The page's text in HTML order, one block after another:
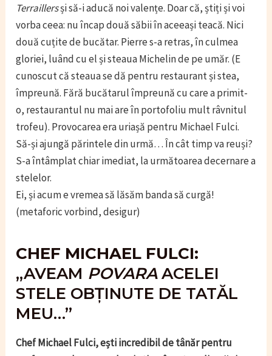
Terraillersși să-i aducă noi valențe. Doar că, știți și voi
vorba ceea: nu încap două săbii în aceeași teacă. Nici
două cuțite de bucătar. Pierre s-a retras, în culmea
gloriei, luând cu el și steaua Michelin de pe umăr. (E
cunoscut că steaua se dă pentru restaurant și stea,
împreună. Fără bucătarul împreună cu care a primit-
o, restaurantul nu mai are în portofoliu mult râvnitul
trofeu). Provocarea era uriașă pentru Michael Fulci.
Să-și ajungă părintele din urmă… În cât timp va reuși?
S-a întâmplat chiar imediat, la următoarea decernare a
stelelor.
Ei, și acum e vremea să lăsăm banda să curgă!
(metaforic vorbind, desigur)
CHEF MICHAEL FULCI:
„AVEAM POVARAACELEI
STELE OBȚINUTE DE TATĂL
MEU…”
Chef Michael Fulci, ești incredibil de tânăr pentru